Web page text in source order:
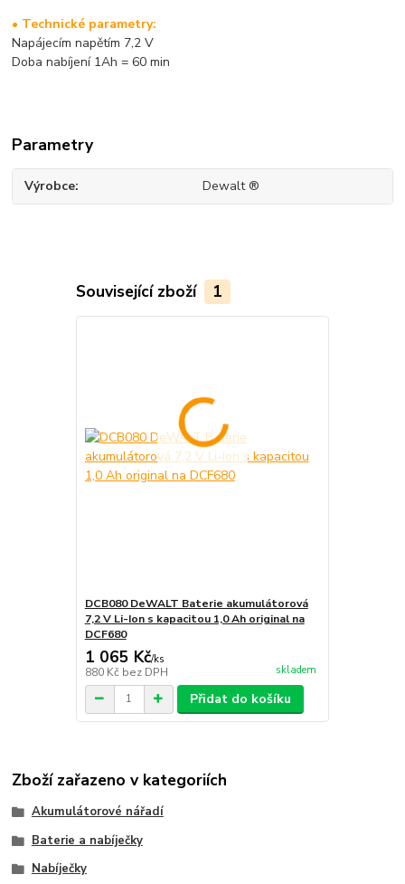
• Technické parametry:
Napájecím napětím 7,2 V
Doba nabíjení 1Ah = 60 min
Parametry
Výrobce Dewalt ®
Související zboží 1
DCB080 DeWALT Baterie akumulátorová
7,2 V Li-Ion s kapacitou 1,0 Ah original na
DCF680
1 065 Kč/ks
880 Kč bez DPH skladem
Přidat do košíku
Zboží zařazeno v kategoriích
Akumulátorové nářadí
Baterie a nabíječky
Nabíječky